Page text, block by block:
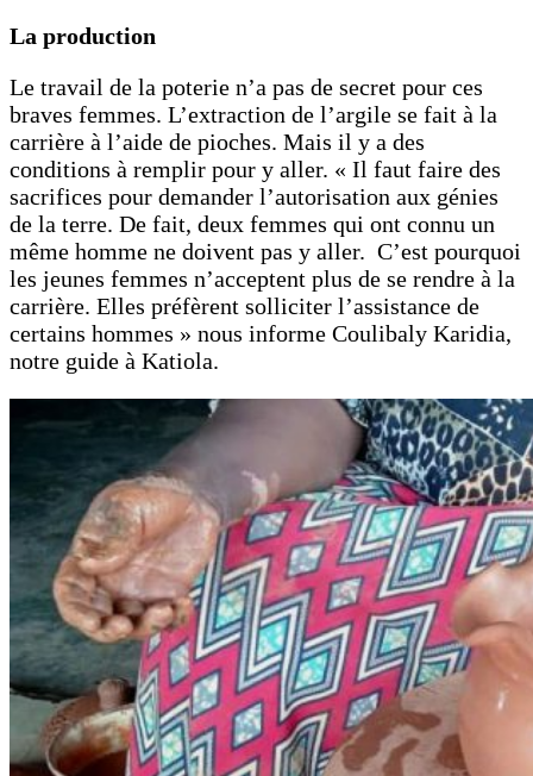
La production
Le travail de la poterie n’a pas de secret pour ces
braves femmes. L’extraction de l’argile se fait à la
carrière à l’aide de pioches. Mais il y a des
conditions à remplir pour y aller. « Il faut faire des
sacrifices pour demander l’autorisation aux génies
de la terre. De fait, deux femmes qui ont connu un
même homme ne doivent pas y aller. C’est pourquoi
les jeunes femmes n’acceptent plus de se rendre à la
carrière. Elles préfèrent solliciter l’assistance de
certains hommes » nous informe Coulibaly Karidia,
notre guide à Katiola.